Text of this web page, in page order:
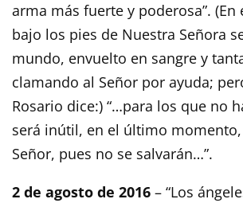
arma más fuerte y poderosa”. (En
bajo los pies de Nuestra Señora
mundo, envuelto en sangre y
clamando al Señor por ayuda;
Rosario dice:) “…para los que no
será inútil, en el último
Señor, pues no se salvarán…”.
2 de agosto de 2016 – “Los